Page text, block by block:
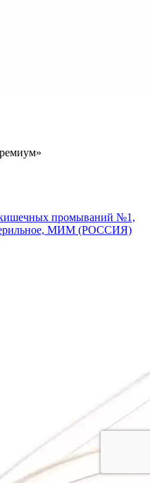
кишечных промываний №1,
МИМ (РОССИЯ)